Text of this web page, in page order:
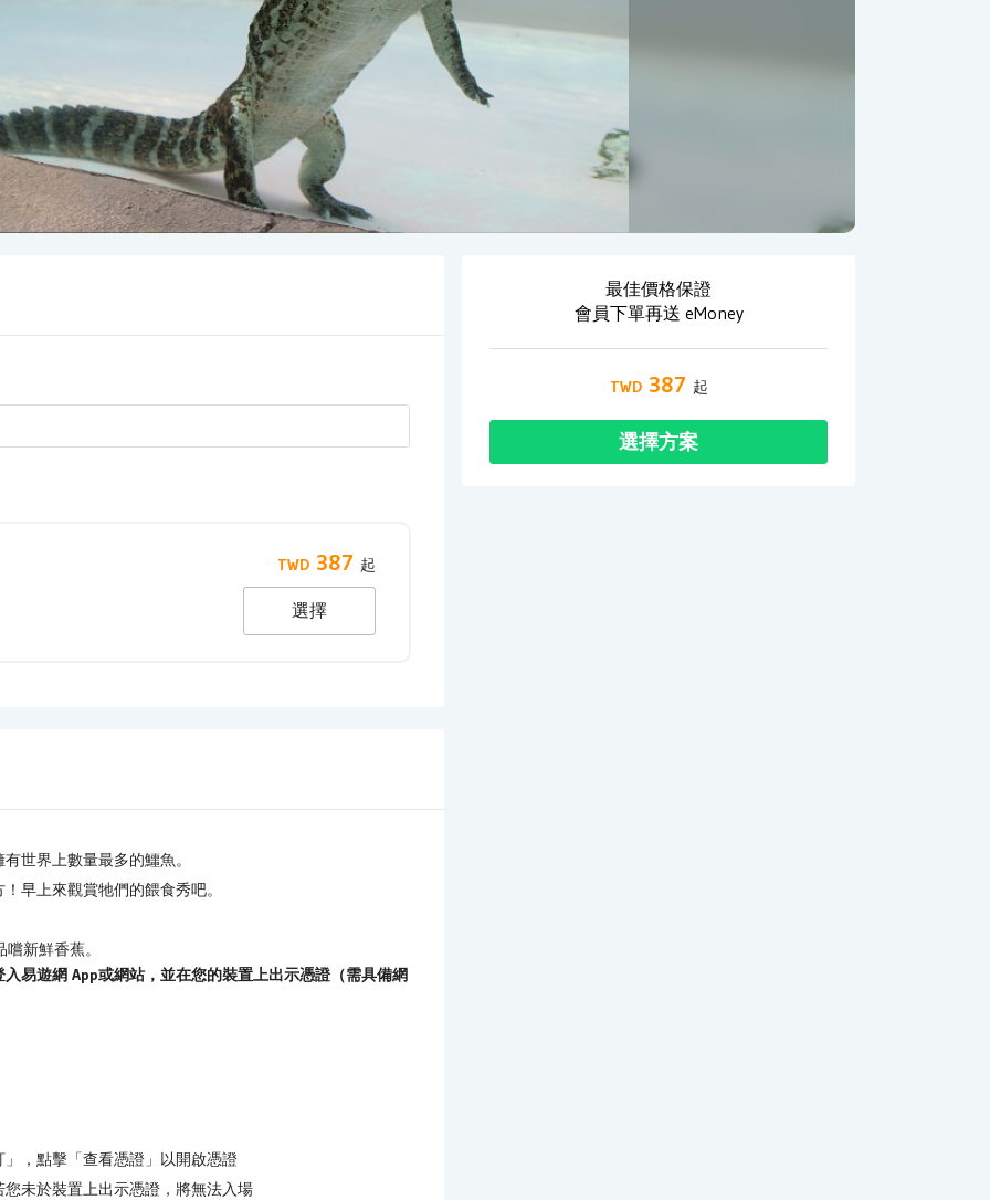
387
選擇
世界上數量最多的鱷魚。
早上來觀賞牠們的餵食秀吧。
新鮮香蕉。
易遊網 App或網站，並在您的裝置上出示憑證（需具備網
，點擊「查看憑證」以開啟憑證
未於裝置上出示憑證，將無法入場
最佳價格保證
會員下單再送 eMoney
387
選擇方案